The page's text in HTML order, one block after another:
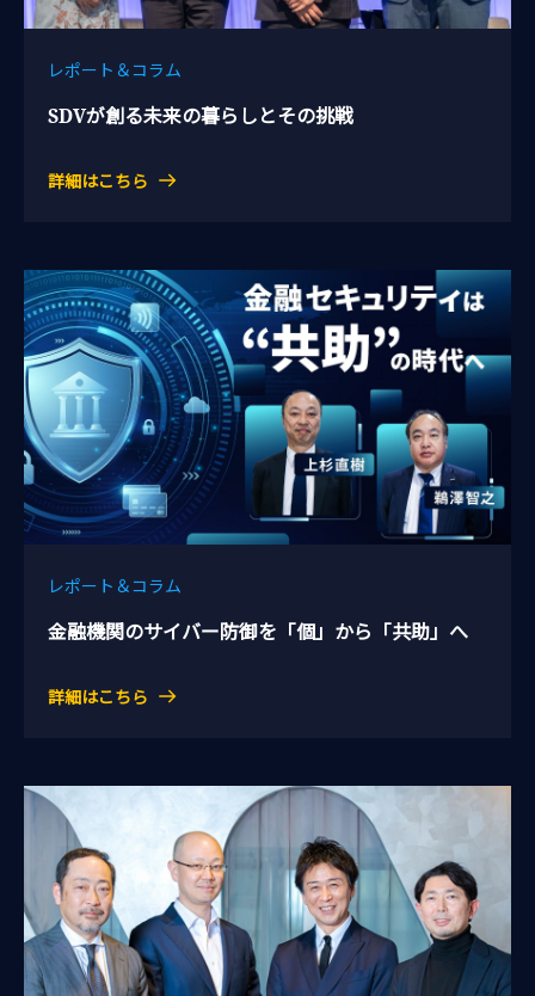
レポート＆コラム
SDVが創る未来の暮らしとその挑戦
詳細はこちら
レポート＆コラム
金融機関のサイバー防御を「個」から「共助」へ
詳細はこちら